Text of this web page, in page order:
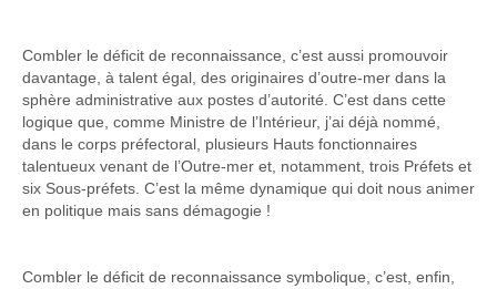
Combler le déficit de reconnaissance, c’est aussi promouvoir
davantage, à talent égal, des originaires d’outre-mer dans la
sphère administrative aux postes d’autorité. C’est dans cette
logique que, comme Ministre de l’Intérieur, j’ai déjà nommé,
dans le corps préfectoral, plusieurs Hauts fonctionnaires
talentueux venant de l’Outre-mer et, notamment, trois Préfets et
six Sous-préfets. C’est la même dynamique qui doit nous animer
en politique mais sans démagogie !
Combler le déficit de reconnaissance symbolique, c’est, enfin,